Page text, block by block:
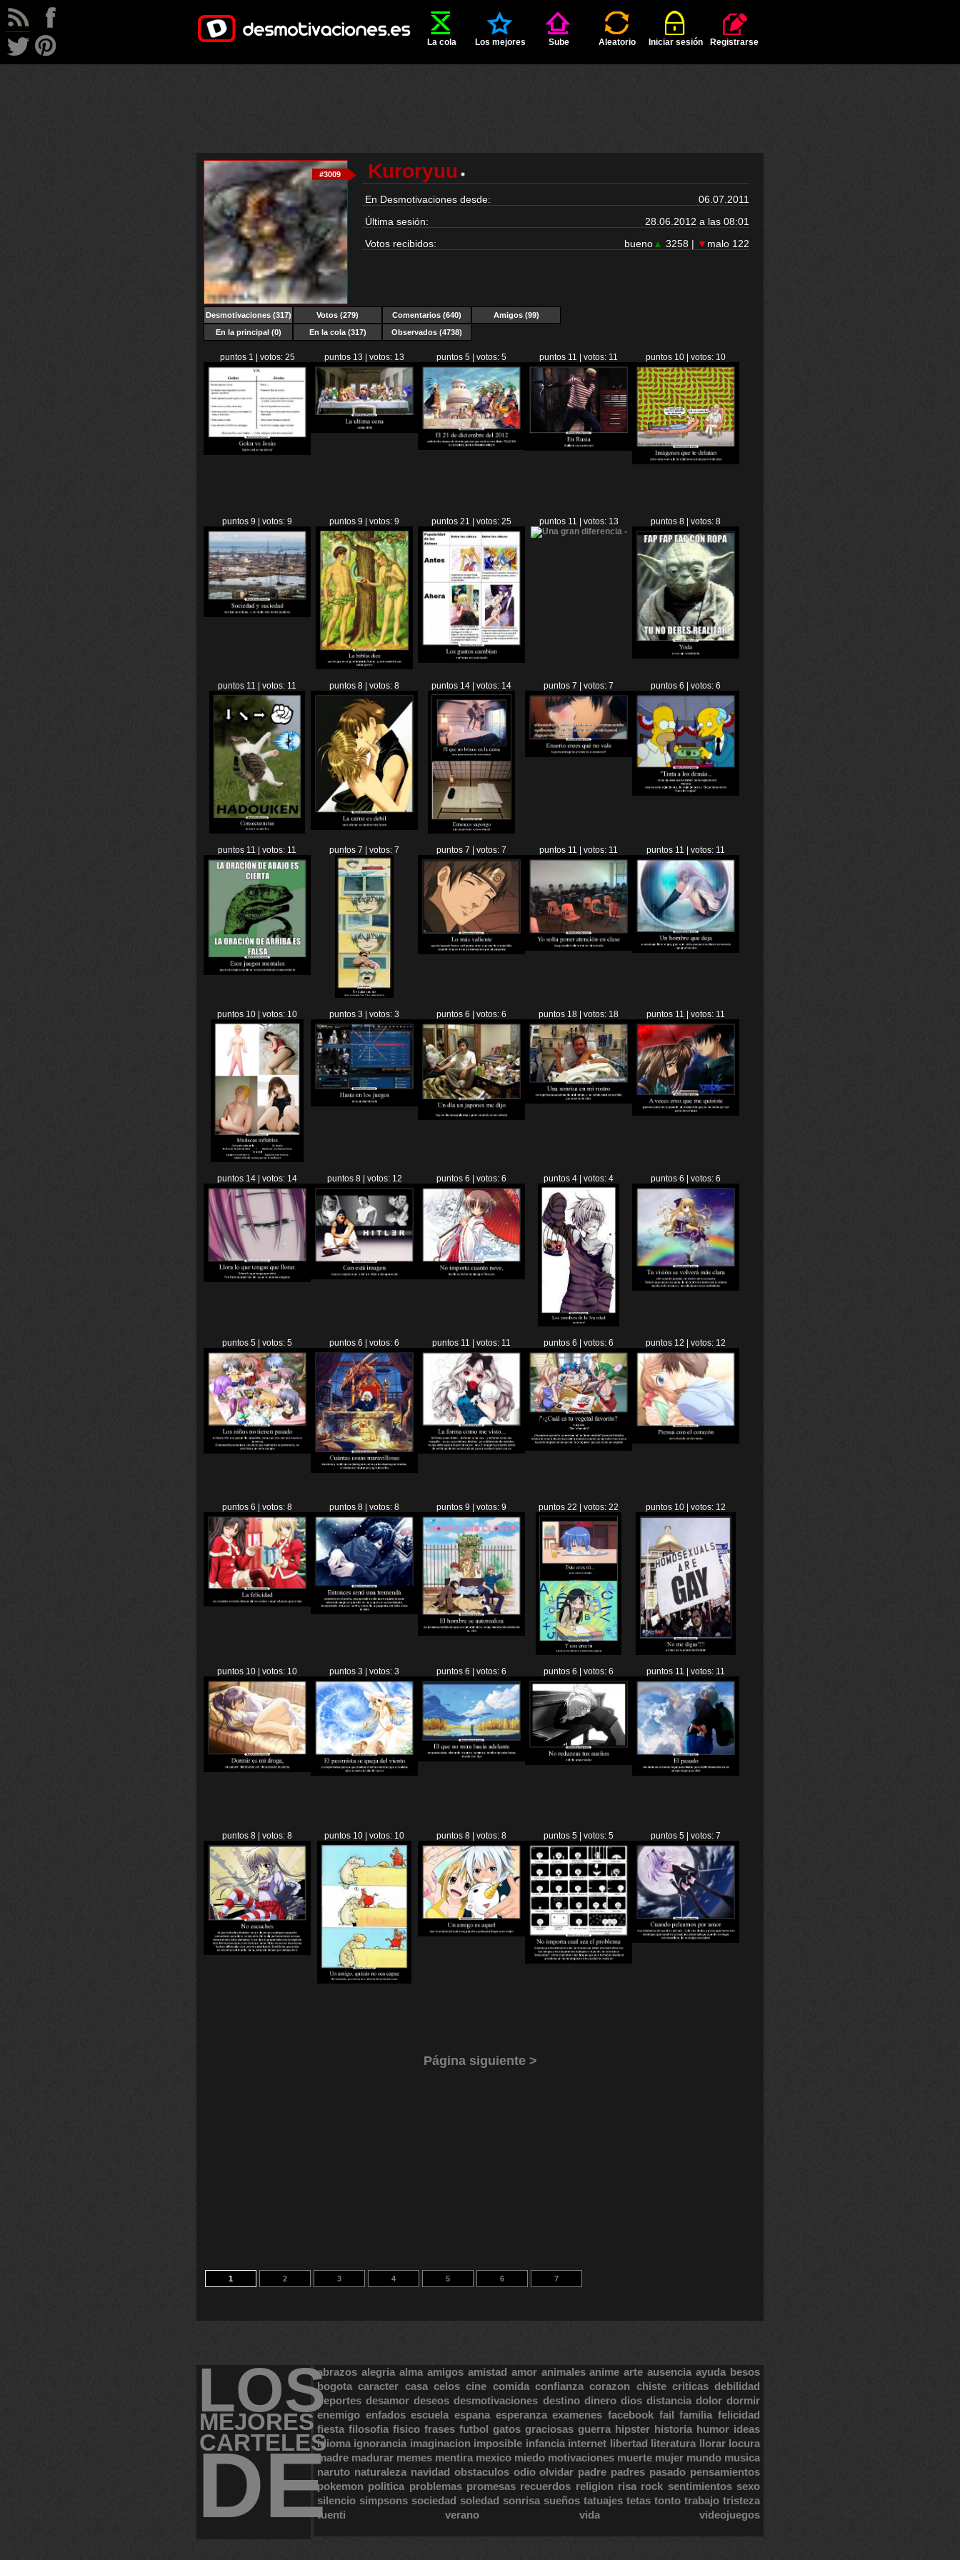
La cola Los mejores Sube Aleatorio Iniciar sesión Registrarse
#3009 Kuroryuu
En Desmotivaciones desde:
06.07.2011
Última sesión:
28.06.2012 a las 08:01
Votos recibidos:
bueno▲ 3258 | ▼ malo 122
Desmotivaciones(317) Votos (279) Comentarios (640)
Amigos (99)
En la principal (0)
En la cola (317) Observados (4738)
puntos 1 | votos: 25 puntos 13 | votos: 13 puntos 5 | votos: 5 puntos 11 | votos: 11 puntos 10 | votos: 10
puntos 9 | votos: 9 puntos 9 | votos: 9 puntos 21 | votos: 25 puntos 11 | votos: 13 puntos 8 | votos: 8
puntos 11 | votos: 11 puntos 8 | votos: 8 puntos 14 | votos: 14 puntos 7 | votos: 7 puntos 6 | votos: 6
puntos 11 | votos: 11 puntos 7 | votos: 7 puntos 7 | votos: 7 puntos 11 | votos: 11 puntos 11 | votos: 11
puntos 10 | votos: 10 puntos 3 | votos: 3 puntos 6 | votos: 6 puntos 18 | votos: 18 puntos 11 | votos: 11
puntos 14 | votos: 14 puntos 8 | votos: 12 puntos 6 | votos: 6 puntos 4 | votos: 4 puntos 6 | votos: 6
puntos 5 | votos: 5 puntos 6 | votos: 6 puntos 11 | votos: 11 puntos 6 | votos: 6 puntos 12 | votos: 12
puntos 6 | votos: 8 puntos 8 | votos: 8 puntos 9 | votos: 9 puntos 22 | votos: 22 puntos 10 | votos: 12
puntos 10 | votos: 10 puntos 3 | votos: 3 puntos 6 | votos: 6 puntos 6 | votos: 6 puntos 11 | votos: 11
puntos 8 | votos: 8 puntos 10 | votos: 10 puntos 8 | votos: 8 puntos 5 | votos: 5 puntos 5 | votos: 7
Página siguiente >
1 2 3 4 5 6 7
LOS
MEJORES
CARTELES
DE
abrazos alegria alma amigos amistad amor animales anime arte ausencia ayuda besos
bogota caracter casa celos cine comida confianza corazon chiste criticas debilidad
deportes desamor deseos desmotivaciones destino dinero dios distancia dolor dormir
enemigo enfados escuela espana esperanza examenes facebook fail familia felicidad
fiesta filosofia fisico frases futbol gatos graciosas guerra hipster historia humor ideas
idioma ignorancia imaginacion imposible infancia internet libertad literatura llorar locura
madre madurar memes mentira mexico miedo motivaciones muerte mujer mundo musica
naruto naturaleza navidad obstaculos odio olvidar padre padres pasado pensamientos
pokemon politica problemas promesas recuerdos religion risa rock sentimientos sexo
silencio simpsons sociedad soledad sonrisa sueños tatuajes tetas tonto trabajo tristeza
tuenti
verano vida videojuegos